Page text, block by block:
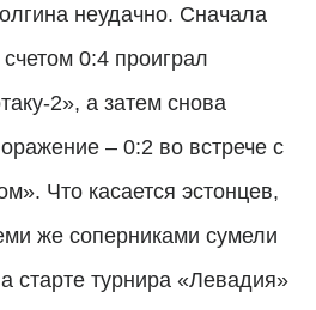
неудачно. Сначала
0:4 проиграл
2», а затем снова
– 0:2 во встрече с
Что касается эстонцев,
же соперниками сумели
старте турнира «Левадия»